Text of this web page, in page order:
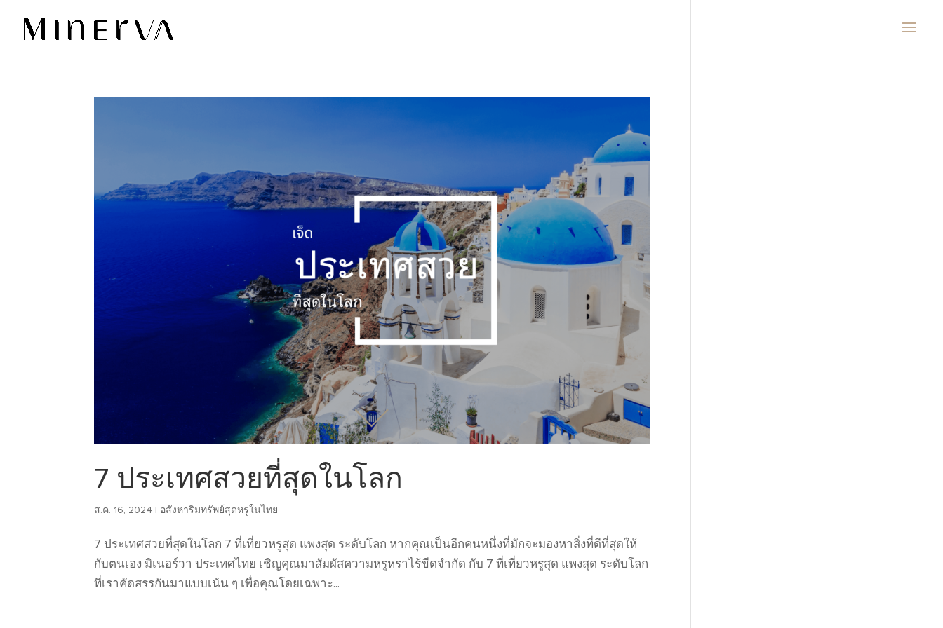
7 ประเทศสวยที่สุดในโลก
ส.ค. 16, 2024 | อสังหาริมทรัพย์สุดหรูในไทย
7 ประเทศสวยที่สุดในโลก 7 ที่เที่ยวหรูสุด แพงสุด ระดับโลก หากคุณเป็นอีกคนหนึ่งที่มักจะมองหาสิ่งที่ดีที่สุดให้
กับตนเอง มิเนอร์วา ประเทศไทย เชิญคุณมาสัมผัสความหรูหราไร้ขีดจำกัด กับ 7 ที่เที่ยวหรูสุด แพงสุด ระดับโลก
ที่เราคัดสรรกันมาแบบเน้น ๆ เพื่อคุณโดยเฉพาะ...